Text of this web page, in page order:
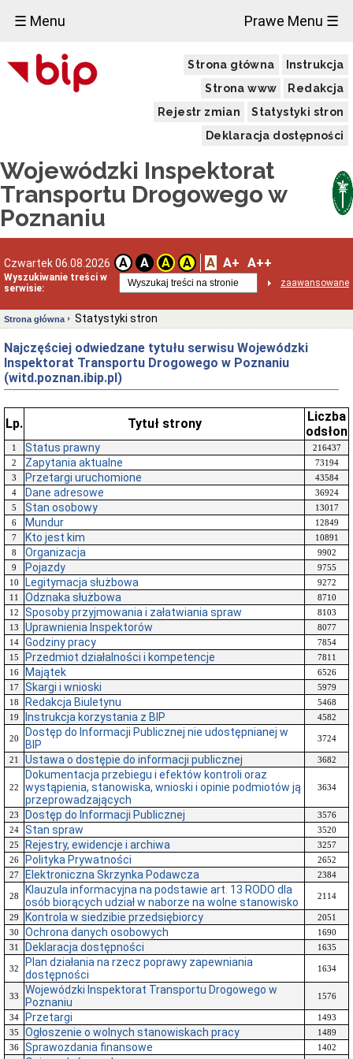
☰ Menu Prawe Menu ☰
Strona główna
Instrukcja
Strona www
Redakcja
Rejestr zmian
Statystyki stron
Deklaracja dostępności
Wojewódzki Inspektorat
Transportu Drogowego w
Poznaniu
Czwartek 06.08.2026 A A A A A A+ A++
Wyszukiwanie treści w
serwisie:
zaawansowane
Strona główna Statystyki stron
Najczęściej odwiedzane tytułu serwisu Wojewódzki
Inspektorat Transportu Drogowego w Poznaniu
(witd.poznan.ibip.pl)
Lp. Tytuł strony
Liczba
odsłon
1 Status prawny
216437
2
Zapytania aktualne
73194
3
Przetargi uruchomione
43584
4
Dane adresowe
36924
5
Stan osobowy
13017
6
Mundur
12849
7
Kto jest kim
10891
8
Organizacja
9902
9
Pojazdy
9755
10
Legitymacja służbowa
9272
11
Odznaka służbowa
8710
12
Sposoby przyjmowania i załatwiania spraw
8103
13
Uprawnienia Inspektorów
8077
14
Godziny pracy
7854
15
Przedmiot działalności i kompetencje
7811
16
Majątek
6526
17
Skargi i wnioski
5979
18
Redakcja Biuletynu
5468
19
Instrukcja korzystania z BIP 4582
20
Dostęp do Informacji Publicznej nie udostępnianej w
BIP
3724
21 Ustawa o dostępie do informacji publicznej 3682
22
Dokumentacja przebiegu i efektów kontroli oraz
wystąpienia, stanowiska, wnioski i opinie podmiotów ją
przeprowadzających
3634
23 Dostęp do Informacji Publicznej
3576
24
Stan spraw
3520
25
Rejestry, ewidencje i archiwa
3257
26
Polityka Prywatności
2652
27
Elektroniczna Skrzynka Podawcza 2384
28
Klauzula informacyjna na podstawie art. 13 RODO dla
osób biorących udział w naborze na wolne stanowisko
2114
29 Kontrola w siedzibie przedsiębiorcy
2051
30
Ochrona danych osobowych
1690
31
Deklaracja dostępności 1635
32
Plan działania na rzecz poprawy zapewniania
dostępności
1634
33
Wojewódzki Inspektorat Transportu Drogowego w
Poznaniu
1576
34 Przetargi
1493
35
Ogłoszenie o wolnych stanowiskach pracy
1489
36
Sprawozdania finansowe
1402